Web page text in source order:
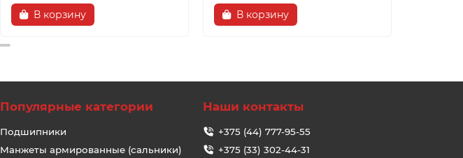
В корзину В корзину
Популярные категории
Подшипники
Манжеты армированные (сальники)
Наши контакты
+375 (44) 777-95-55
+375 (33) 302-44-31